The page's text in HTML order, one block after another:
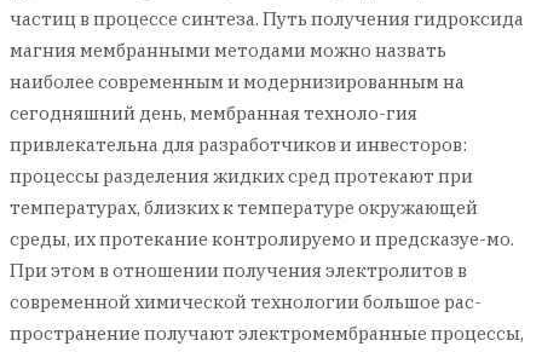
частиц в процессе синтеза. Путь получения гидроксида
магния мембранными методами можно назвать
наиболее современным и модернизированным на
сегодняшний день, мембранная техноло-гия
привлекательна для разработчиков и инвесторов:
процессы разделения жидких сред протекают при
температурах, близких к температуре окружающей
среды, их протекание контролируемо и предсказуе-мо.
При этом в отношении получения электролитов в
современной химической технологии большое рас-
пространение получают электромембранные процессы,